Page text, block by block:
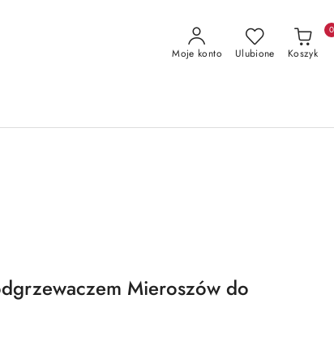
Moje konto Ulubione Koszyk
0
Mieroszów do